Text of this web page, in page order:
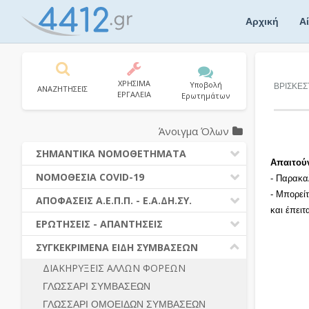
Αρχική
-
-
και
ΑΝΑΖΗΤΗΣΕΙΣ
ΧΡΗΣΙΜΑ
ΕΡΓΑΛΕΙΑ
Υποβολή
Ερωτημάτων
Άνοιγμα Όλων
ΣΗΜΑΝΤΙΚΑ ΝΟΜΟΘΕΤΗΜΑΤΑ
ΔΗΜΟΣΙΕΣ ΣΥΜΒΑΣΕΙΣ (Ν. 4412/2016)
ΔΗΜΟΤΙΚΟΣ ΚΩΔΙΚΑΣ (Ν.3463/2006)
ΚΑΛΛΙΚΡΑΤΗΣ (Ν.3852/2010)
ΝΟΜΟΘΕΣΙΑ - ΝΟΜΟΛΟΓΙΑ (ΣΥΝΟΛΟ)
ΝΟΜΟΘΕΣΙΑ COVID-19
ΝΟΜΟΘΕΣΙΑ - ΝΟΜΟΛΟΓΙΑ COVID -19
ΕΡΩΤΗΣΕΙΣ - ΑΠΑΝΤΗΣΕΙΣ
ΑΠΟΦΑΣΕΙΣ Α.Ε.Π.Π. - Ε.Α.ΔΗ.ΣΥ.
ΠΡΟΔΙΚΑΣΤΙΚΗ ΠΡΟΣΦΥΓΗ
ΓΕΝΙΚΟΙ ΚΑΝΟΝΕΣ
ΔΙΚΑΙΟΥΜΕΝΟΙ ΣΥΜΜΕΤΟΧΗΣ
ΠΡΟΣΦΟΡΕΣ – ΔΙΚΑΙΟΛΟΓΗΤΙΚΑ
ΣΥΜΜΕΤΟΧΗΣ
ΕΡΩΤΗΣΕΙΣ - ΑΠΑΝΤΗΣΕΙΣ
Ν. 4782/2021 - ΤΡΟΠΟΠΟΙΗΣΗ
4412/2016
ΔΙΕΞΑΓΩΓΗ ΔΙΑΔΙΚΑΣΙΑΣ
ΔΙΑΔΙΚΑΣΙΕΣ ΑΝΑΘΕΣΗΣ
ΣΥΓΚΕΚΡΙΜΕΝΑ ΕΙΔΗ ΣΥΜΒΑΣΕΩΝ
ΔΙΑΚΗΡΥΞΕΙΣ ΑΛΛΩΝ ΦΟΡΕΩΝ
ΓΛΩΣΣΑΡΙ ΣΥΜΒΑΣΕΩΝ
ΓΛΩΣΣΑΡΙ ΟΜΟΕΙΔΩΝ ΣΥΜΒΑΣΕΩΝ